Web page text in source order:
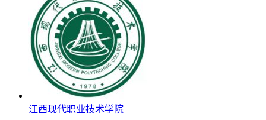
江西现代职业技术学院